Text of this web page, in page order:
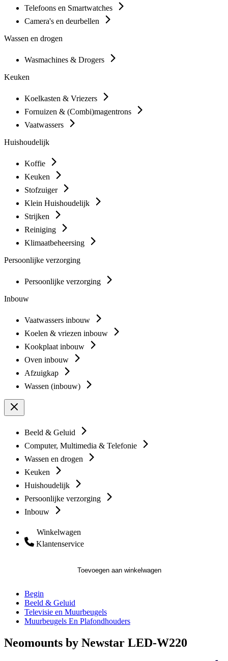
Telefoons en Smartwatches
Camera's en deurbellen
Wassen en drogen
Wasmachines & Drogers
Keuken
Koelkasten & Vriezers
Fornuizen & (Combi)magentrons
Vaatwassers
Huishoudelijk
Koffie
Keuken
Stofzuiger
Klein Huishoudelijk
Strijken
Reiniging
Klimaatbeheersing
Persoonlijke verzorging
Persoonlijke verzorging
Inbouw
Vaatwassers inbouw
Koelen & vriezen inbouw
Kookplaat inbouw
Oven inbouw
Afzuigkap
Wassen (inbouw)
Beeld & Geluid
Computer, Multimedia & Telefonie
Wassen en drogen
Keuken
Huishoudelijk
Persoonlijke verzorging
Inbouw
Winkelwagen
Klantenservice
Toevoegen aan winkelwagen
Begin
Beeld & Geluid
Televisie en Muurbeugels
Muurbeugels En Plafondhouders
Neomounts by Newstar LED-W220